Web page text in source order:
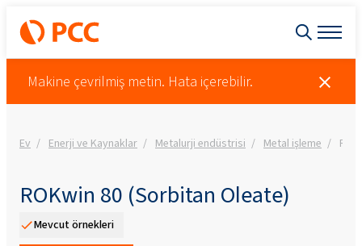
Makine çevrilmiş metin. Hata içerebilir.
Ev Enerji ve Kaynaklar Metalurji endüstrisi Metal işleme
ROKwin 80 (Sorbitan Oleate)
Mevcut örnekleri